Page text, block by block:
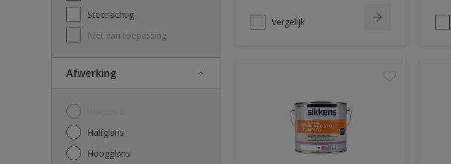
Steenachtig
Niet van toepassing
Afwerking
Halfglans
Hoogglans
Vergelijk